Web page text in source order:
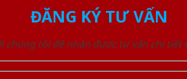
ĐĂNG KÝ TƯ VẤN
chúng tôi để nhận được tư vấn chi tiết